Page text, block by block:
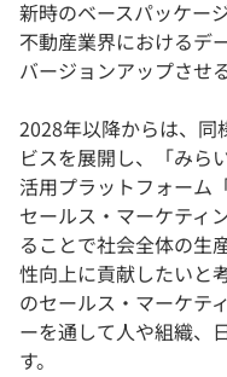
新時のベースパッケー
不動産業界におけるデ
バージョンアップさせ
2028年以降からは、同
ビスを展開し、「みら
活用プラットフォーム
セールス・マーケティ
ることで社会全体の生
性向上に貢献したいと
のセールス・マーケテ
ーを通して人や組織、
す。